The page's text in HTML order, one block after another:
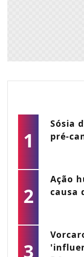
1
Sósia
pré-
2
Ação
causa
3